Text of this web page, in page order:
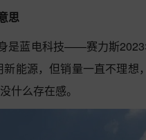
思
是蓝电科技——赛力斯
新能源，但销量一直不理
什么存在感。